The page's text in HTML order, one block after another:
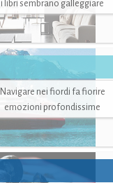
i libri sembrano galleggiare
Navigare nei fiordi fa fiorire
emozioni profondissime